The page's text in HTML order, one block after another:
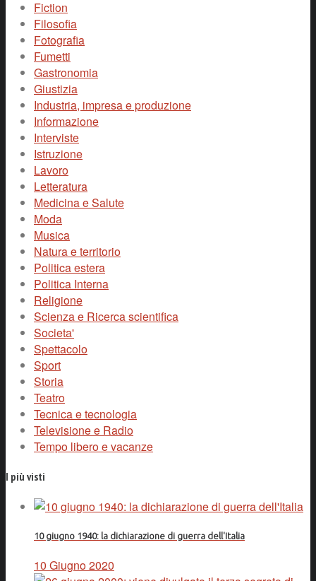
Fiction
Filosofia
Fotografia
Fumetti
Gastronomia
Giustizia
Industria, impresa e produzione
Informazione
Interviste
Istruzione
Lavoro
Letteratura
Medicina e Salute
Moda
Musica
Natura e territorio
Politica estera
Politica Interna
Religione
Scienza e Ricerca scientifica
Societa'
Spettacolo
Sport
Storia
Teatro
Tecnica e tecnologia
Televisione e Radio
Tempo libero e vacanze
I più visti
10 giugno 1940: la dichiarazione di guerra dell'Italia
10 Giugno 2020